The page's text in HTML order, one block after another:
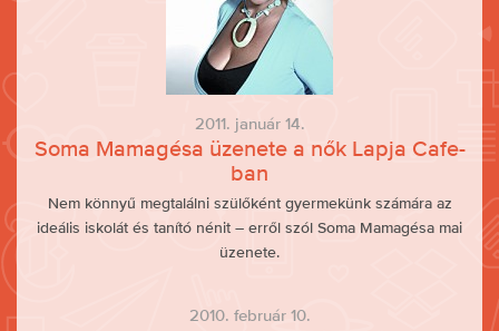
2011. január 14.
Soma Mamagésa üzenete a nők Lapja Cafe-
ban
Nem könnyű megtalálni szülőként gyermekünk számára az
ideális iskolát és tanító nénit – erről szól Soma Mamagésa mai
üzenete.
2010. február 10.